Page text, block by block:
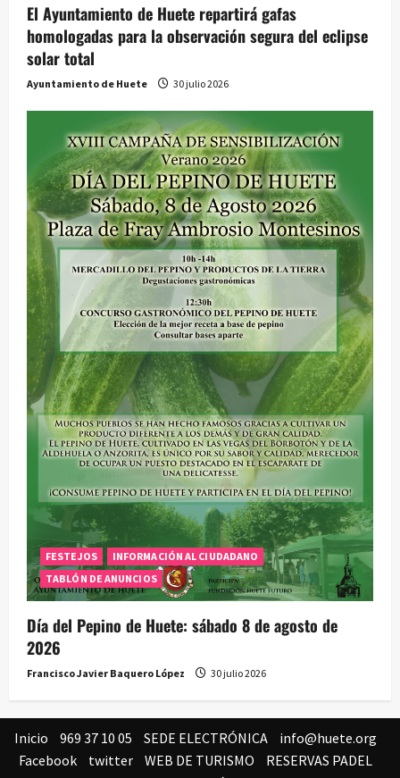
El Ayuntamiento de Huete repartirá gafas
homologadas para la observación segura del eclipse
solar total
Ayuntamiento de Huete 30 julio 2026
FESTEJOS
INFORMACIÓN AL CIUDADANO
TABLÓN DE ANUNCIOS
Día del Pepino de Huete: sábado 8 de agosto de
2026
Francisco Javier Baquero López 30 julio 2026
Inicio 969 37 10 05 SEDE ELECTRÓNICA
info@huete.org
Facebook
twitter WEB DE TURISMO
RESERVAS PADEL